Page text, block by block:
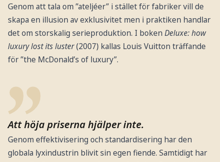
Genom att tala om ”ateljéer” i stället för fabriker vill de
skapa en illusion av exklusivitet men i praktiken handlar
det om storskalig serieproduktion. I boken Deluxe: how
luxury lost its luster(2007) kallas Louis Vuitton träffande
för ”the McDonald’s of luxury”.
Att höja priserna hjälper inte.
Genom effektivisering och standardisering har den
globala lyxindustrin blivit sin egen fiende. Samtidigt har